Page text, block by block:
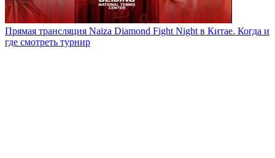
Прямая трансляция Naiza Diamond Fight Night в Китае. Когда и
где смотреть турнир